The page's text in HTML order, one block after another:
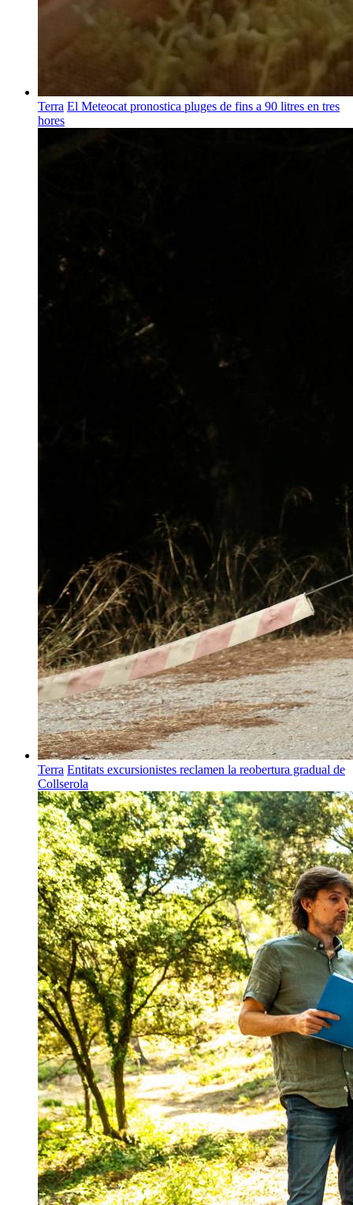
Terra El Meteocat pronostica pluges de fins a 90 litres en tres
hores
Terra Entitats excursionistes reclamen la reobertura gradual de
Collserola